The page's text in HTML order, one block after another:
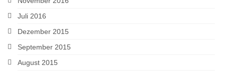
Juli 2016
Dezember 2015
September 2015
August 2015